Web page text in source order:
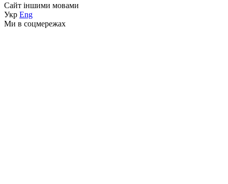
Сайт іншими мовами
Укр Eng
Ми в соцмережах